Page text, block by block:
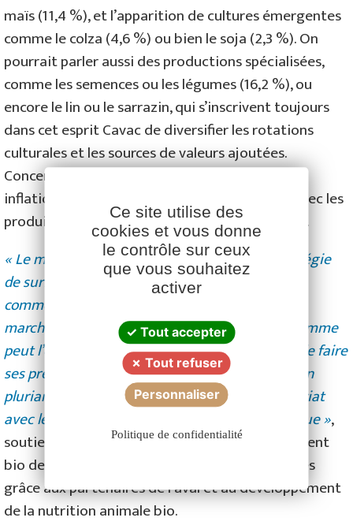
maïs (11,4 %), et l’apparition de cultures émergentes
comme le colza (4,6 %) ou bien le soja (2,3 %). On
pourrait parler aussi des productions spécialisées,
comme les semences ou les légumes (16,2 %), ou
encore le lin ou le sarrazin, qui s’inscrivent toujours
dans cet esprit Cavac de diversifier les rotations
culturales et les sources de valeurs ajoutées.
Concernant le marché, on observe une moindre
inflation des prix du bio qui réduisent l’écart avec les
produits issus des autres modes de production.
« Le marché du bio s’est construit sur une stratégie
de surfaces contractuelles et donc de
commercialisation moins soumise aux aléas du
marché, aux arbitrages financiers mondiaux, comme
peut l’être le conventionnel. La filière continue de faire
ses preuves notamment via la contractualisation
pluriannuelle réalisée dans le cadre du partenariat
avec le label de commerce équitable Agri-éthique »,
soutient Franck Bluteau, président du groupement
bio de Cavac. Ainsi, les débouchés sont sécurisés
grâce aux partenaires de l’aval et au développement
de la nutrition animale bio.
Facebook
YouTube
LinkedIn
Ce site utilise des
cookies et vous donne
le contrôle sur ceux
que vous souhaitez
activer
Tout accepter
Tout refuser
Personnaliser
Politique de confidentialité